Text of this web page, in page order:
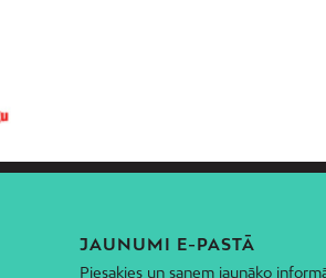
JAUNUMI E-PASTĀ
Piesakies un saņem jaunāko